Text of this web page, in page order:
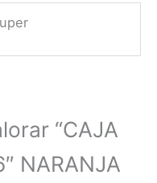
“CAJA
NARANJA